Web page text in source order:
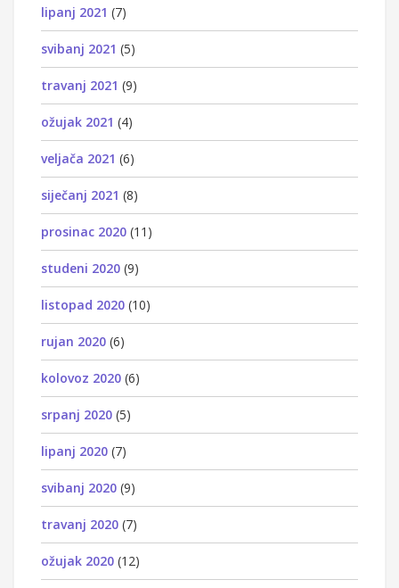
lipanj 2021 (7)
svibanj 2021 (5)
travanj 2021 (9)
ožujak 2021 (4)
veljača 2021 (6)
siječanj 2021 (8)
prosinac 2020 (11)
studeni 2020 (9)
listopad 2020 (10)
rujan 2020 (6)
kolovoz 2020 (6)
srpanj 2020 (5)
lipanj 2020 (7)
svibanj 2020 (9)
travanj 2020 (7)
ožujak 2020 (12)